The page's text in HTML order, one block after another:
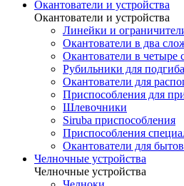
Окантователи и устройства
Окантователи и устройства
Линейки и
Окантователи в два
Окантователи в четыре
Рубильники для
Окантователи для
Приспособления для
Шлевочники
Siruba приспособления
Приспособления
Окантователи для
Челночные устройства
Челночные устройства